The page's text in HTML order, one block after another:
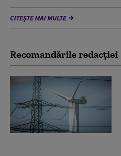
CITEȘTE MAI MULTE
Recomandările redacţiei